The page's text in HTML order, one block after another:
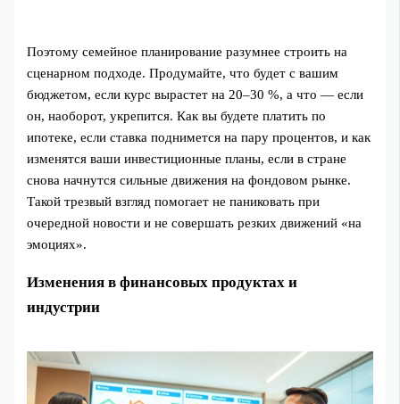
Поэтому семейное планирование разумнее строить на
сценарном подходе. Продумайте, что будет с вашим
бюджетом, если курс вырастет на 20–30 %, а что — если
он, наоборот, укрепится. Как вы будете платить по
ипотеке, если ставка поднимется на пару процентов, и как
изменятся ваши инвестиционные планы, если в стране
снова начнутся сильные движения на фондовом рынке.
Такой трезвый взгляд помогает не паниковать при
очередной новости и не совершать резких движений «на
эмоциях».
Изменения в финансовых продуктах и
индустрии